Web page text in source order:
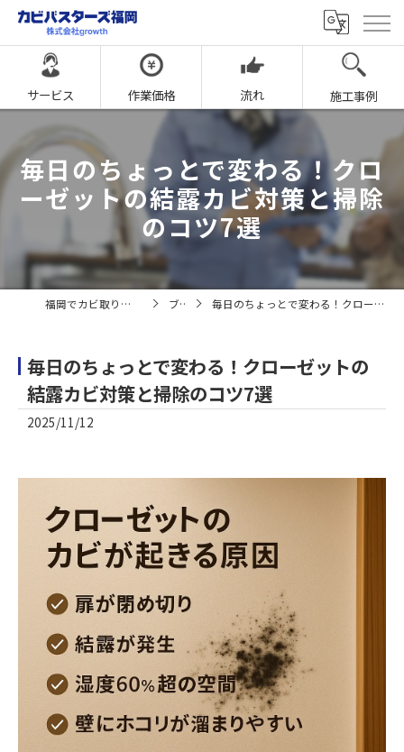
サービス 作業価格 流れ 施工事例
毎日のちょっとで変わる！クロ
ーゼットの結露カビ対策と掃除
のコツ7選
福岡でカビ取りならカビバスターズ福岡 ブログ 毎日のちょっとで変わる！クローゼットの結露カビ対策と掃除のコツ7選
毎日のちょっとで変わる！クローゼットの
結露カビ対策と掃除のコツ7選
2025/11/12